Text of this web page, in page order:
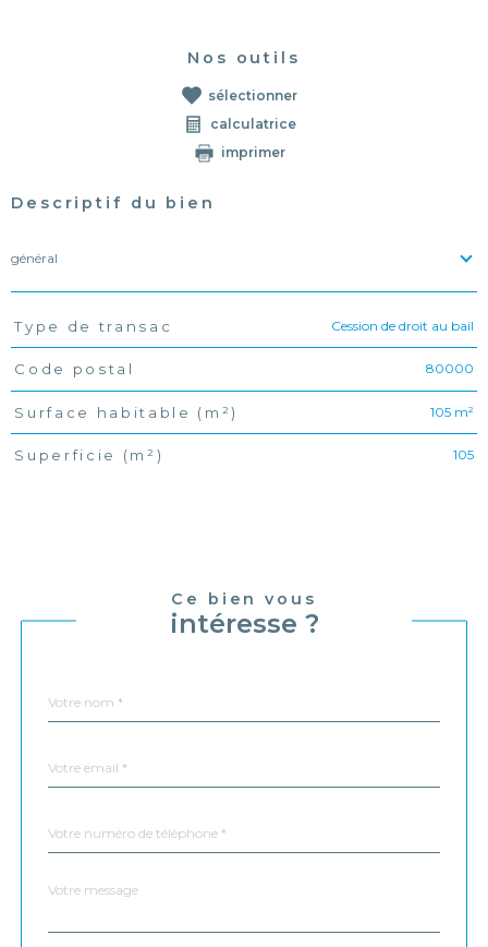
Nos outils
sélectionner
calculatrice
imprimer
Descriptif du bien
général
TRAD_PAMPERO_Caracteristique
Type de transac Cession de droit au bail
Code postal 80000
Surface habitable (m²) 105 m²
Superficie (m²) 105
Ce bien vous
intéresse ?
par
*
*
*
Fieldset
Message
*